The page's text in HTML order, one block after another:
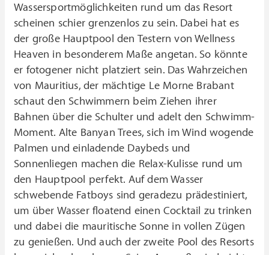
Wassersportmöglichkeiten rund um das Resort
scheinen schier grenzenlos zu sein. Dabei hat es
der große Hauptpool den Testern von Wellness
Heaven in besonderem Maße angetan. So könnte
er fotogener nicht platziert sein. Das Wahrzeichen
von Mauritius, der mächtige Le Morne Brabant
schaut den Schwimmern beim Ziehen ihrer
Bahnen über die Schulter und adelt den Schwimm-
Moment. Alte Banyan Trees, sich im Wind wogende
Palmen und einladende Daybeds und
Sonnenliegen machen die Relax-Kulisse rund um
den Hauptpool perfekt. Auf dem Wasser
schwebende Fatboys sind geradezu prädestiniert,
um über Wasser floatend einen Cocktail zu trinken
und dabei die mauritische Sonne in vollen Zügen
zu genießen. Und auch der zweite Pool des Resorts